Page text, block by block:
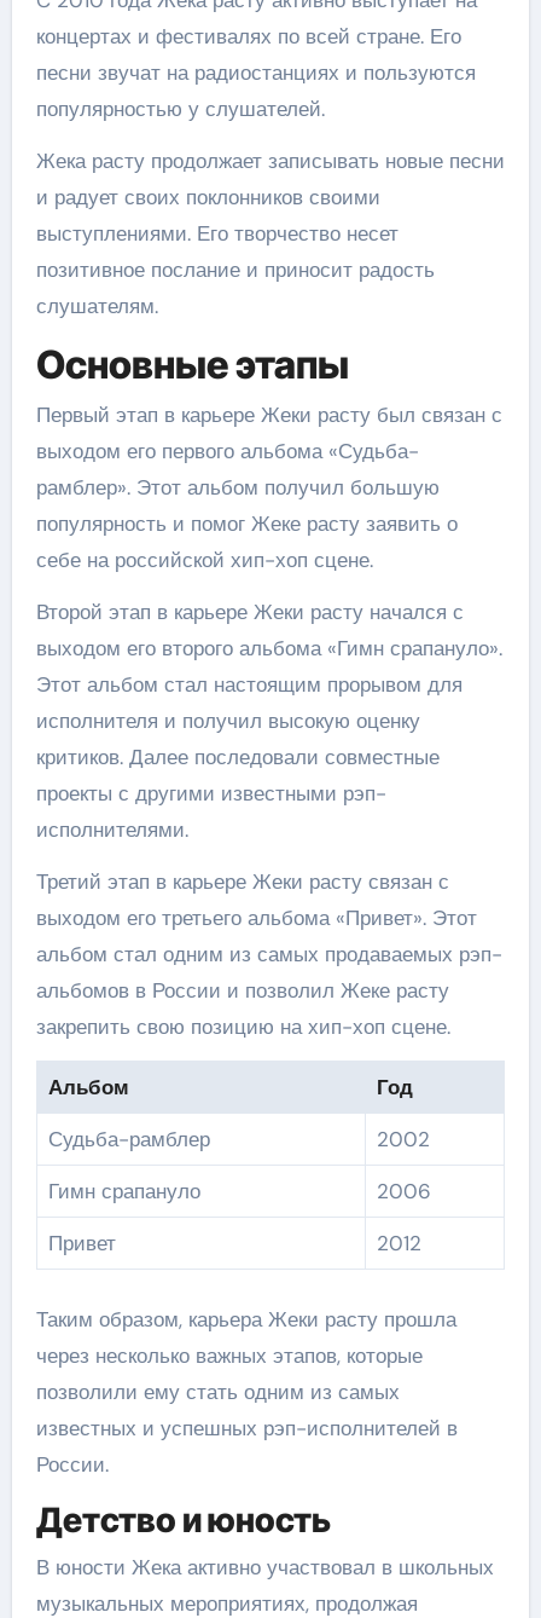
концертах и фестивалях по всей стране. Его
песни звучат на радиостанциях и пользуются
популярностью у слушателей.
Жека расту продолжает записывать новые песни
и радует своих поклонников своими
выступлениями. Его творчество несет
позитивное послание и приносит радость
слушателям.
Основные этапы
Первый этап в карьере Жеки расту был связан с
выходом его первого альбома «Судьба-
рамблер». Этот альбом получил большую
популярность и помог Жеке расту заявить о
себе на российской хип-хоп сцене.
Второй этап в карьере Жеки расту начался с
выходом его второго альбома «Гимн срапануло».
Этот альбом стал настоящим прорывом для
исполнителя и получил высокую оценку
критиков. Далее последовали совместные
проекты с другими известными рэп-
исполнителями.
Третий этап в карьере Жеки расту связан с
выходом его третьего альбома «Привет». Этот
альбом стал одним из самых продаваемых рэп-
альбомов в России и позволил Жеке расту
закрепить свою позицию на хип-хоп сцене.
Альбом
Год
Судьба-рамблер
2002
Гимн срапануло
2006
Привет
2012
Таким образом, карьера Жеки расту прошла
через несколько важных этапов, которые
позволили ему стать одним из самых
известных и успешных рэп-исполнителей в
России.
Детство и юность
В юности Жека активно участвовал в школьных
музыкальных мероприятиях, продолжая